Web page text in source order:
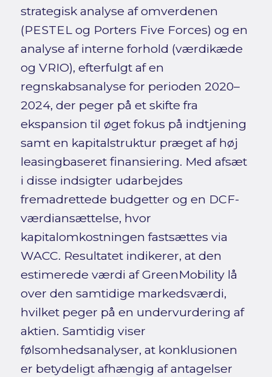
strategisk analyse af omverdenen
(PESTEL og Porters Five Forces) og en
analyse af interne forhold (værdikæde
og VRIO), efterfulgt af en
regnskabsanalyse for perioden 2020–
2024, der peger på et skifte fra
ekspansion til øget fokus på indtjening
samt en kapitalstruktur præget af høj
leasingbaseret finansiering. Med afsæt
i disse indsigter udarbejdes
fremadrettede budgetter og en DCF-
værdiansættelse, hvor
kapitalomkostningen fastsættes via
WACC. Resultatet indikerer, at den
estimerede værdi af GreenMobility lå
over den samtidige markedsværdi,
hvilket peger på en undervurdering af
aktien. Samtidig viser
følsomhedsanalyser, at konklusionen
er betydeligt afhængig af antagelser